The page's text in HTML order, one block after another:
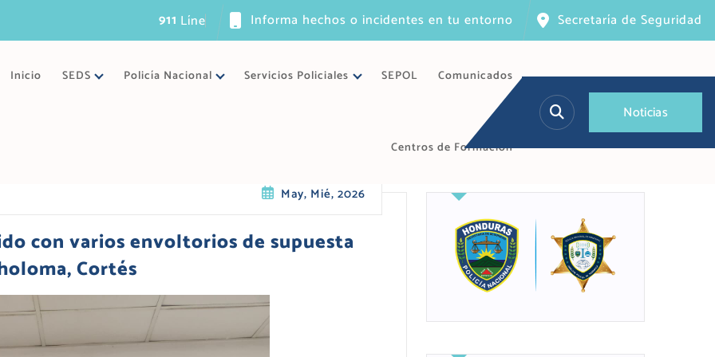
íneaúni Informa hechos o incidentes en tu entorno Secretaría de Seguridad
Inicio SEDS Policía Nacional Servicios Policiales SEPOL Comunicados
Centros de Formación
Noticias
May, Mié, 2026
con varios envoltorios de supuesta
Cortés